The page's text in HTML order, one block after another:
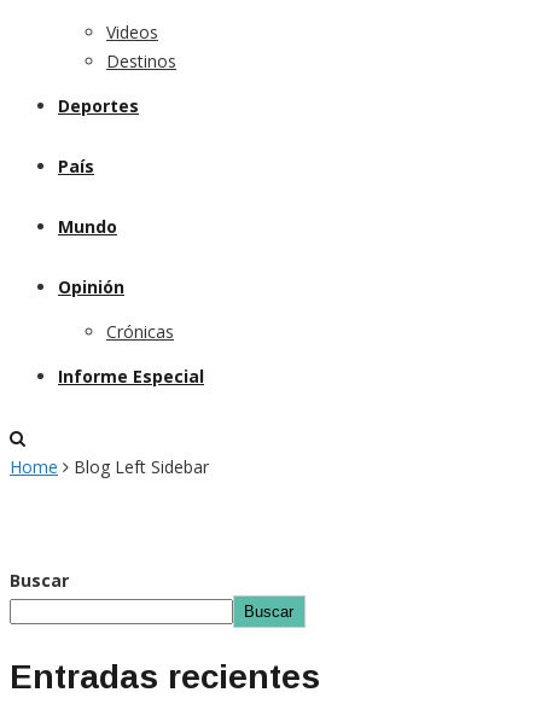
Videos
Destinos
Deportes
País
Mundo
Opinión
Crónicas
Informe Especial
Home Blog Left Sidebar
Buscar
Buscar
Entradas recientes